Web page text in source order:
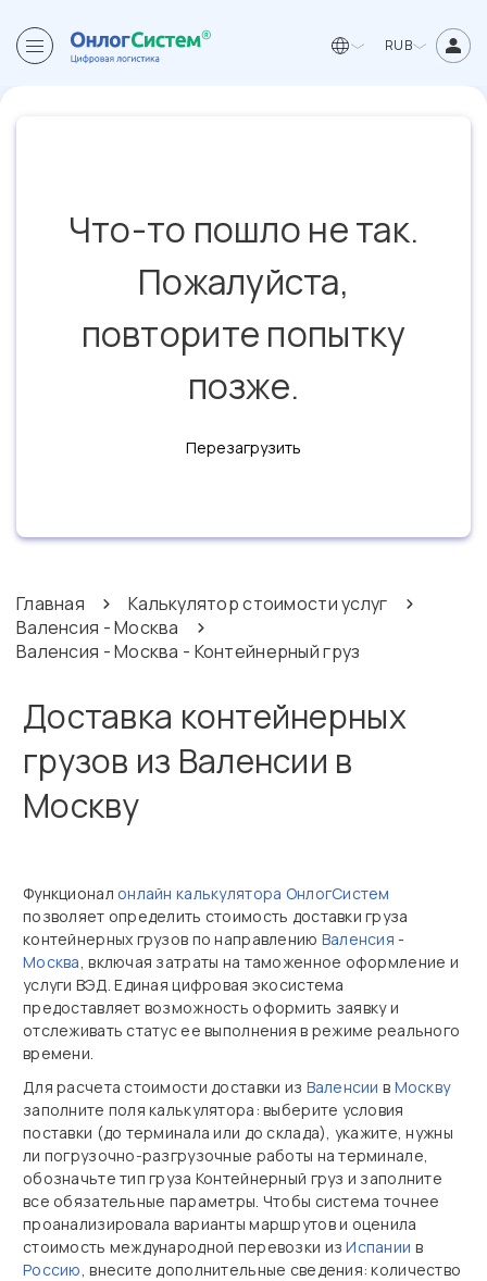
RUB
Что-то пошло не так.
Пожалуйста,
повторите попытку
позже.
Перезагрузить
Главная
Калькулятор стоимости услуг
Валенсия - Москва
Валенсия - Москва - Контейнерный груз
Доставка контейнерных
грузов из Валенсии в
Москву
Функционал онлайн калькулятора ОнлогСистем
позволяет определить стоимость доставки груза
контейнерных грузов по направлению Валенсия -
Москва, включая затраты на таможенное оформление и
услуги ВЭД. Единая цифровая экосистема
предоставляет возможность оформить заявку и
отслеживать статус ее выполнения в режиме реального
времени.
Для расчета стоимости доставки из Валенсии в Москву
заполните поля калькулятора: выберите условия
поставки (до терминала или до склада), укажите, нужны
ли погрузочно‑разгрузочные работы на терминале,
обозначьте тип груза Контейнерный груз и заполните
все обязательные параметры. Чтобы система точнее
проанализировала варианты маршрутов и оценила
стоимость международной перевозки изИспании в
Россию, внесите дополнительные сведения: количество